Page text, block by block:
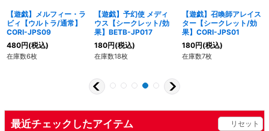
【遊戯】メルフィー・ラ
ビィ【ウルトラ/通常】
CORI-JPS09
480円(税込)
在庫数6枚
【遊戯】予幻使 メディ
ウス【シークレット/効
果】BETB-JP017
180円(税込)
在庫数18枚
【遊戯】召喚師アレイス
ター【シークレット/効
果】CORI-JPS01
180円(税込)
在庫数7枚
最近チェックしたアイテム リセット